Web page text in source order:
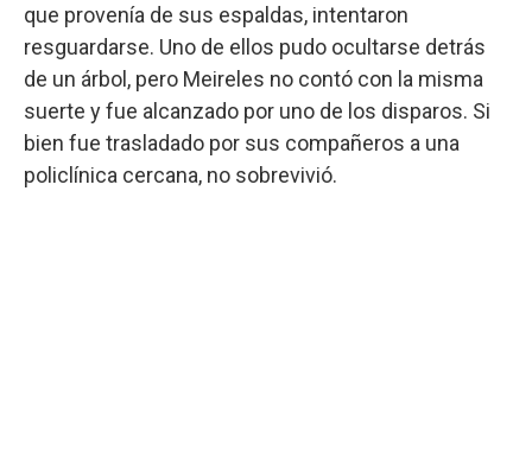
que provenía de sus espaldas, intentaron
resguardarse. Uno de ellos pudo ocultarse detrás
de un árbol, pero Meireles no contó con la misma
suerte y fue alcanzado por uno de los disparos. Si
bien fue trasladado por sus compañeros a una
policlínica cercana, no sobrevivió.